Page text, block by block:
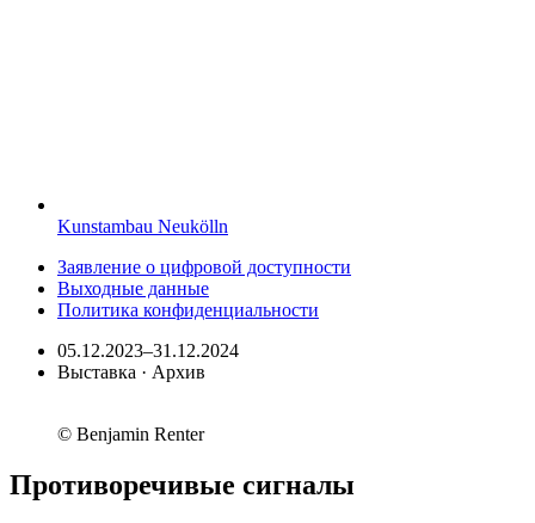
Kunstambau Neukölln
Заявление о цифровой доступности
Выходные данные
Политика конфиденциальности
05.12.2023–31.12.2024
Выставка · Архив
© Benjamin Renter
Противоречивые сигналы